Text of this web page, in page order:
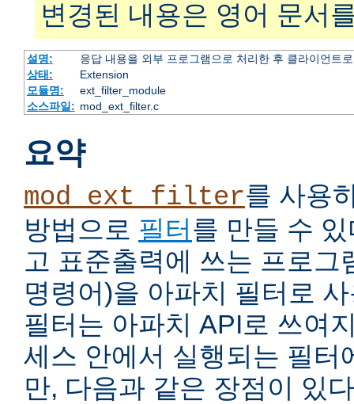
변경된 내용은 영어 문서
설명:
응답 내용을 외부 프로그램으로 처리한 후 클라이언트
상태:
Extension
모듈명:
ext_filter_module
소스파일: mod_ext_filter.c
요약
mod_ext_filter를 사용
방법으로 필터 를 만들 수
고 표준출력에 쓰는 프로그
명령어)을 아파치 필터로
필터는 아파치 API로 쓰여
세스 안에서 실행되는 필터
만, 다음과 같은 장점이 있